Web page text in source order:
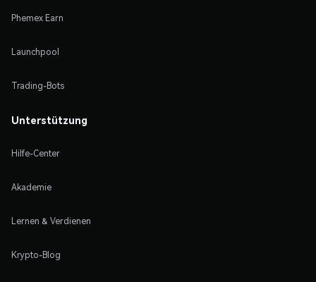
Phemex Earn
Launchpool
Trading-Bots
Unterstützung
Hilfe-Center
Akademie
Lernen & Verdienen
Krypto-Blog